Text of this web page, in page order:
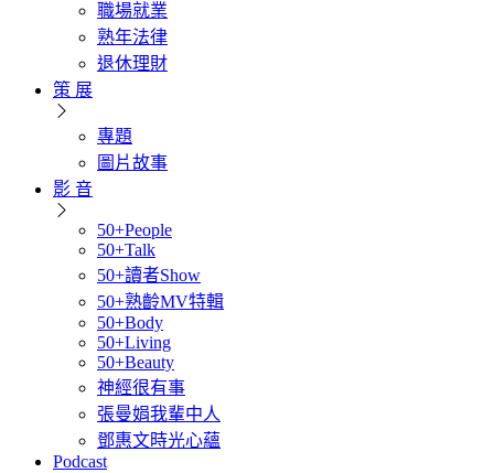
職場就業
熟年法律
退休理財
策 展
專題
圖片故事
影 音
50+People
50+Talk
50+讀者Show
50+熟齡MV特輯
50+Body
50+Living
50+Beauty
神經很有事
張曼娟我輩中人
鄧惠文時光心蘊
Podcast